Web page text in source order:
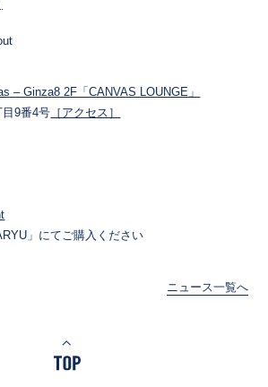
– Ginza8 2F「CANVAS LOUNGE」
9番4号 ［アクセス］
」にてご購入ください
ニュース一覧へ